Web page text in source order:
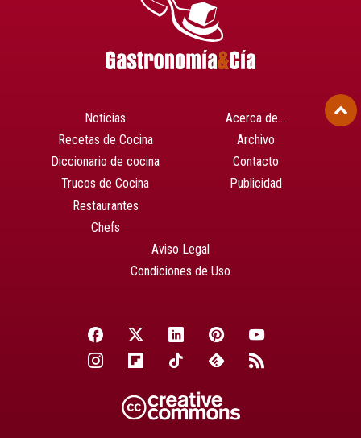
Noticias
Recetas de Cocina
Diccionario de cocina
Trucos de Cocina
Restaurantes
Chefs
Acerca de…
Archivo
Contacto
Publicidad
Aviso Legal
Condiciones de Uso